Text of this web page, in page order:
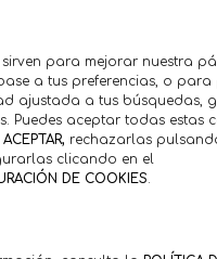
sirven para mejorar nuestra
a tus preferencias, o para
ajustada a tus búsquedas,
Puedes aceptar todas estas
ACEPTAR, rechazarlas
clicando en el
DE COOKIES.
• Suministros
Girón
07/2026